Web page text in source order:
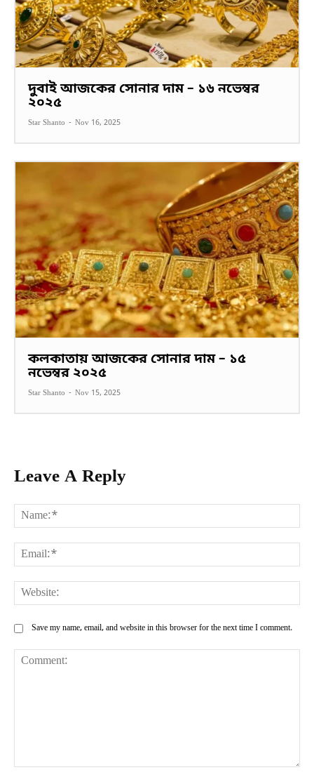
দুবাই আজকের সোনার দাম – ১৬ নভেম্বর
২০২৫
Star Shanto - Nov 16, 2025
কলকাতায় আজকের সোনার দাম – ১৫
নভেম্বর ২০২৫
Star Shanto - Nov 15, 2025
Leave A Reply
Save my name, email, and website in this browser for the next time I comment.